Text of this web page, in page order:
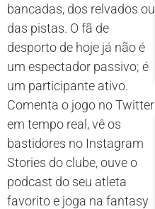
bancadas, dos relvados ou
das pistas. O fã de
desporto de hoje já não é
um espectador passivo; é
um participante ativo.
Comenta o jogo no Twitter
em tempo real, vê os
bastidores no Instagram
Stories do clube, ouve o
podcast do seu atleta
favorito e joga na fantasy